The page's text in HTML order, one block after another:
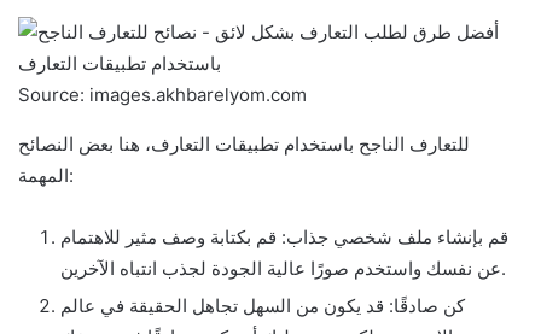
Source: images.akhbarelyom.com
للتعارف الناجح باستخدام تطبيقات التعارف، هنا بعض النصائح
المهمة:
قم بإنشاء ملف شخصي جذاب: قم بكتابة وصف مثير للاهتمام
عن نفسك واستخدم صورًا عالية الجودة لجذب انتباه الآخرين.
كن صادقًا: قد يكون من السهل تجاهل الحقيقة في عالم